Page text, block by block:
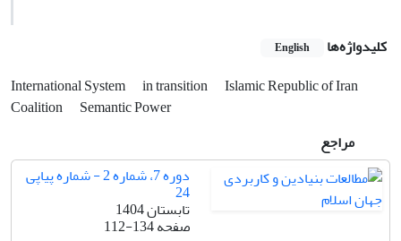
کلیدواژه‌ها English
International System in transition
Islamic Republic of Iran
Coalition
Semantic Power
مراجع
دوره 7، شماره 2 - شماره پیاپی
24
تابستان 1404
صفحه112-134